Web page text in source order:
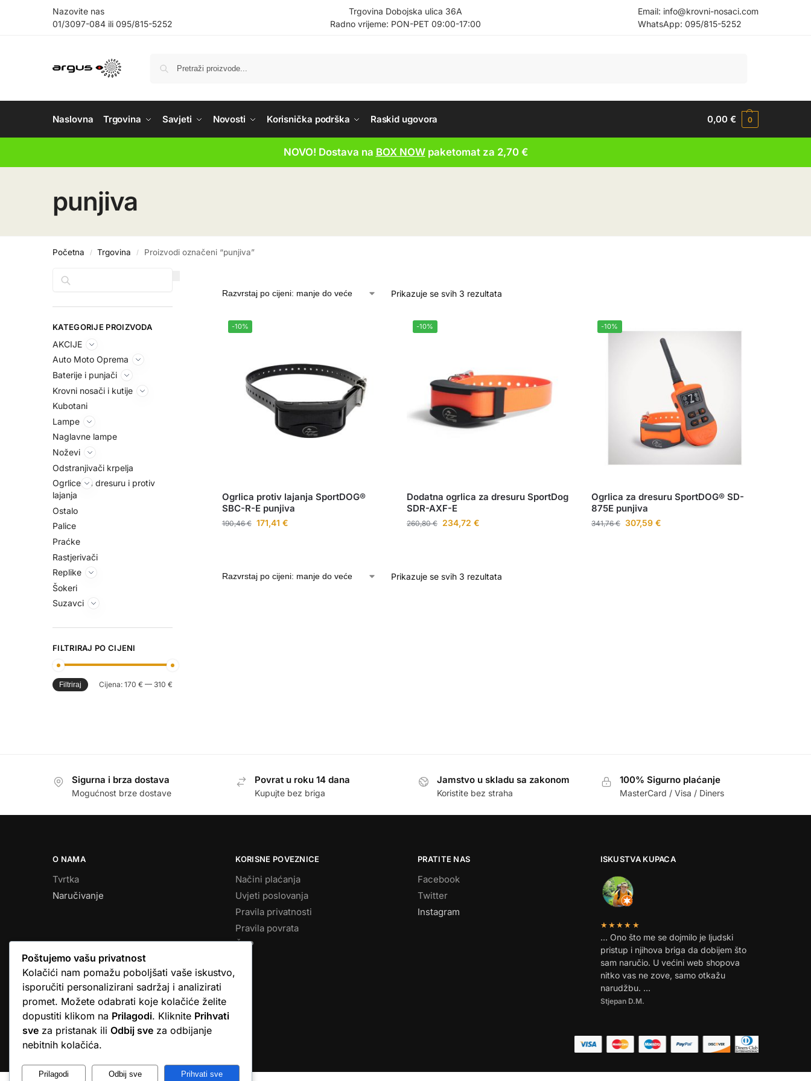
Nazovite nas
01/3097-084 ili 095/815-5252
Trgovina Dobojska ulica 36A
Radno vrijeme: PON-PET 09:00-17:00
Email: info@krovni-nosaci.com
WhatsApp: 095/815-5252
Naslovna Trgovina Savjeti Novosti Korisnička podrška Raskid ugovora 0,00€ 0
NOVO! Dostava na BOX NOWpaketomat za 2,70 €
punjiva
Početna / Trgovina / Proizvodi označeni “punjiva”
Prikazuje se svih 3 rezultata
-10%
Ogrlica protiv lajanja SportDOG®
SBC-R-E punjiva
190,46€ 171,41 €
-10%
Dodatna ogrlica za dresuru SportDog
SDR-AXF-E
260,80€ 234,72 €
-10%
Ogrlica za dresuru SportDOG® SD-
875E punjiva
341,76€ 307,59€
Prikazuje se svih 3 rezultata
KATEGORIJE PROIZVODA
AKCIJE
Auto Moto Oprema
Baterije i punjači
Krovni nosači i kutije
Kubotani
Lampe
Naglavne lampe
Noževi
Odstranjivači krpelja
Ogrlice za dresuru i protiv
lajanja
Ostalo
Palice
Praćke
Rastjerivači
Replike
Šokeri
Suzavci
FILTRIRAJ PO CIJENI
Filtriraj Cijena: 170 € — 310 €
Sigurna i brza dostava
Mogućnost brze dostave
Povrat u roku 14 dana
Kupujte bez briga
Jamstvo u skladu sa zakonom
Koristite bez straha
100% Sigurno plaćanje
MasterCard / Visa / Diners
O NAMA
Tvrtka
Naručivanje
KORISNE POVEZNICE
Načini plaćanja
Uvjeti poslovanja
Pravila privatnosti
Pravila povrata
ČPP
PRATITE NAS
Facebook
Twitter
Instagram
ISKUSTVA KUPACA
★★★★★
… Ono što me se dojmilo je ljudski
pristup i njihova briga da dobijem što
sam naručio. U većini web shopova
nitko vas ne zove, samo otkažu
narudžbu. …
Stjepan D.M.
© Argus elektronika d.o.o.
Poštujemo vašu privatnost
Kolačići nam pomažu poboljšati vaše iskustvo,
isporučiti personalizirani sadržaj i analizirati
promet. Možete odabrati koje kolačiće želite
dopustiti klikom na Prilagodi. Kliknite Prihvati
sve za pristanak ili Odbij sve za odbijanje
nebitnih kolačića.
Prilagodi Odbij sve Prihvati sve